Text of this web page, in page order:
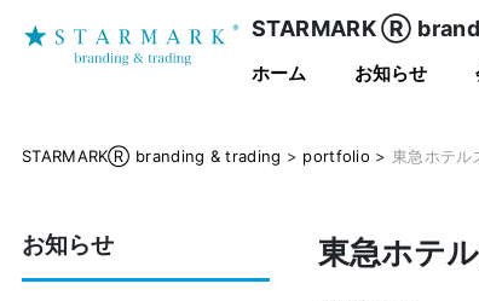
STARMARK Ⓡ
ホーム お知らせ
STARMARKⓇ branding & trading > portfolio > 東急ホテル
お知らせ 東急ホテ